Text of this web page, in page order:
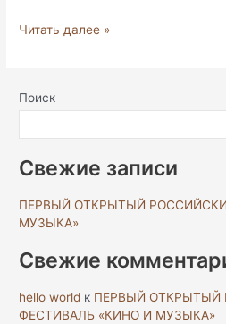
Читать далее »
Поиск
Свежие записи
ПЕРВЫЙ ОТКРЫТЫЙ
МУЗЫКА»
Свежие
hello world к ПЕРВЫЙ ОТКРЫТЫЙ
ФЕСТИВАЛЬ «КИНО И МУЗЫКА»